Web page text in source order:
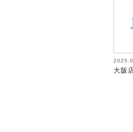
馬術